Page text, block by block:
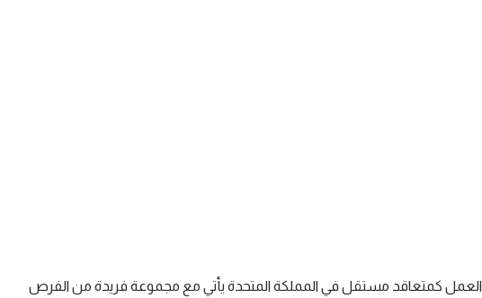
العمل كمتعاقد مستقل في المملكة المتحدة يأتي مع مجموعة فريدة من الفرص